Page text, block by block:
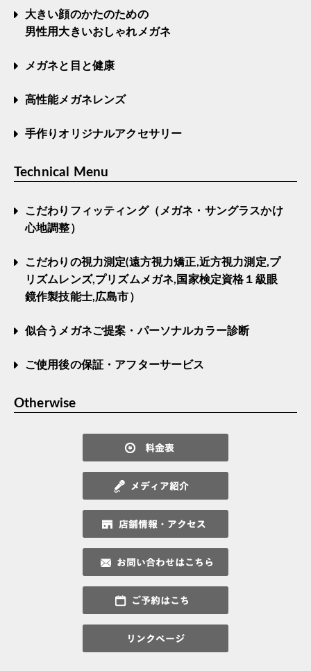
大きい顔のかたのための
男性用大きいおしゃれメガネ
メガネと目と健康
高性能メガネレンズ
手作りオリジナルアクセサリー
Technical Menu
こだわりフィッティング（メガネ・サングラスかけ
心地調整）
こだわりの視力測定(遠方視力矯正,近方視力測定,プ
リズムレンズ,プリズムメガネ,国家検定資格１級眼
鏡作製技能士,広島市）
似合うメガネご提案・パーソナルカラー診断
ご使用後の保証・アフターサービス
Otherwise